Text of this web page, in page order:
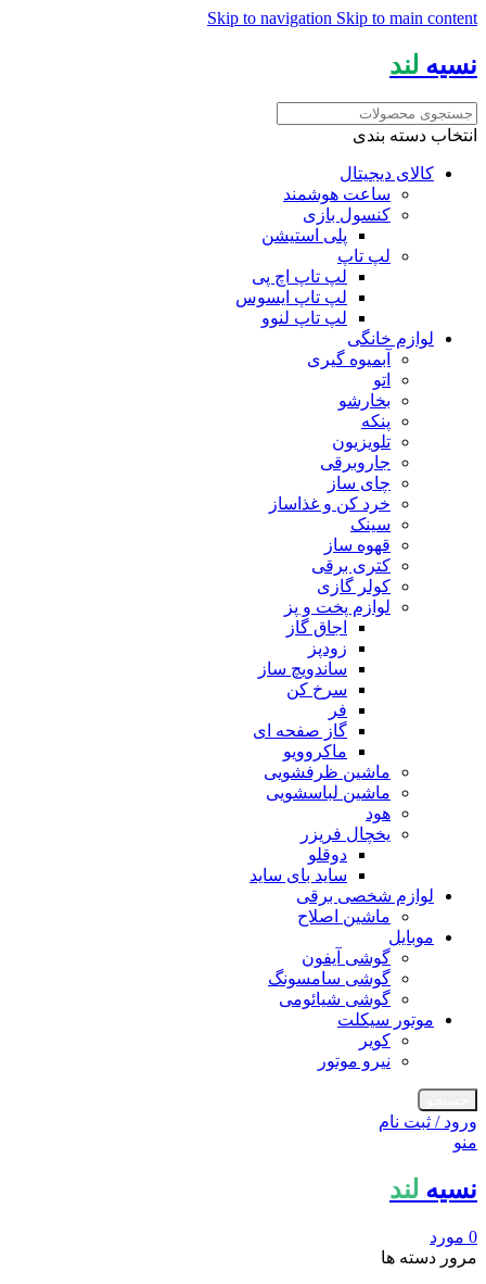
Skip to navigation Skip to main content
نسیه لند
انتخاب دسته بندی
کالای دیجیتال
ساعت هوشمند
کنسول بازی
پلی استیشن
لپ تاپ
لپ تاپ اچ پی
لپ تاپ ایسوس
لپ تاپ لنوو
لوازم خانگی
آبمیوه گیری
اتو
بخارشو
پنکه
تلویزیون
جاروبرقی
چای ساز
خرد کن و غذاساز
سینک
قهوه ساز
کتری برقی
کولر گازی
لوازم پخت و پز
اجاق گاز
زودپز
ساندویچ ساز
سرخ کن
فر
گاز صفحه ای
ماکروویو
ماشین ظرفشویی
ماشین لباسشویی
هود
یخچال فریزر
دوقلو
ساید بای ساید
لوازم شخصی برقی
ماشین اصلاح
موبایل
گوشی آیفون
گوشی سامسونگ
گوشی شیائومی
موتور سیکلت
کویر
نیرو موتور
ورود / ثبت نام
منو
نسیه لند
0 مورد
مرور دسته ها